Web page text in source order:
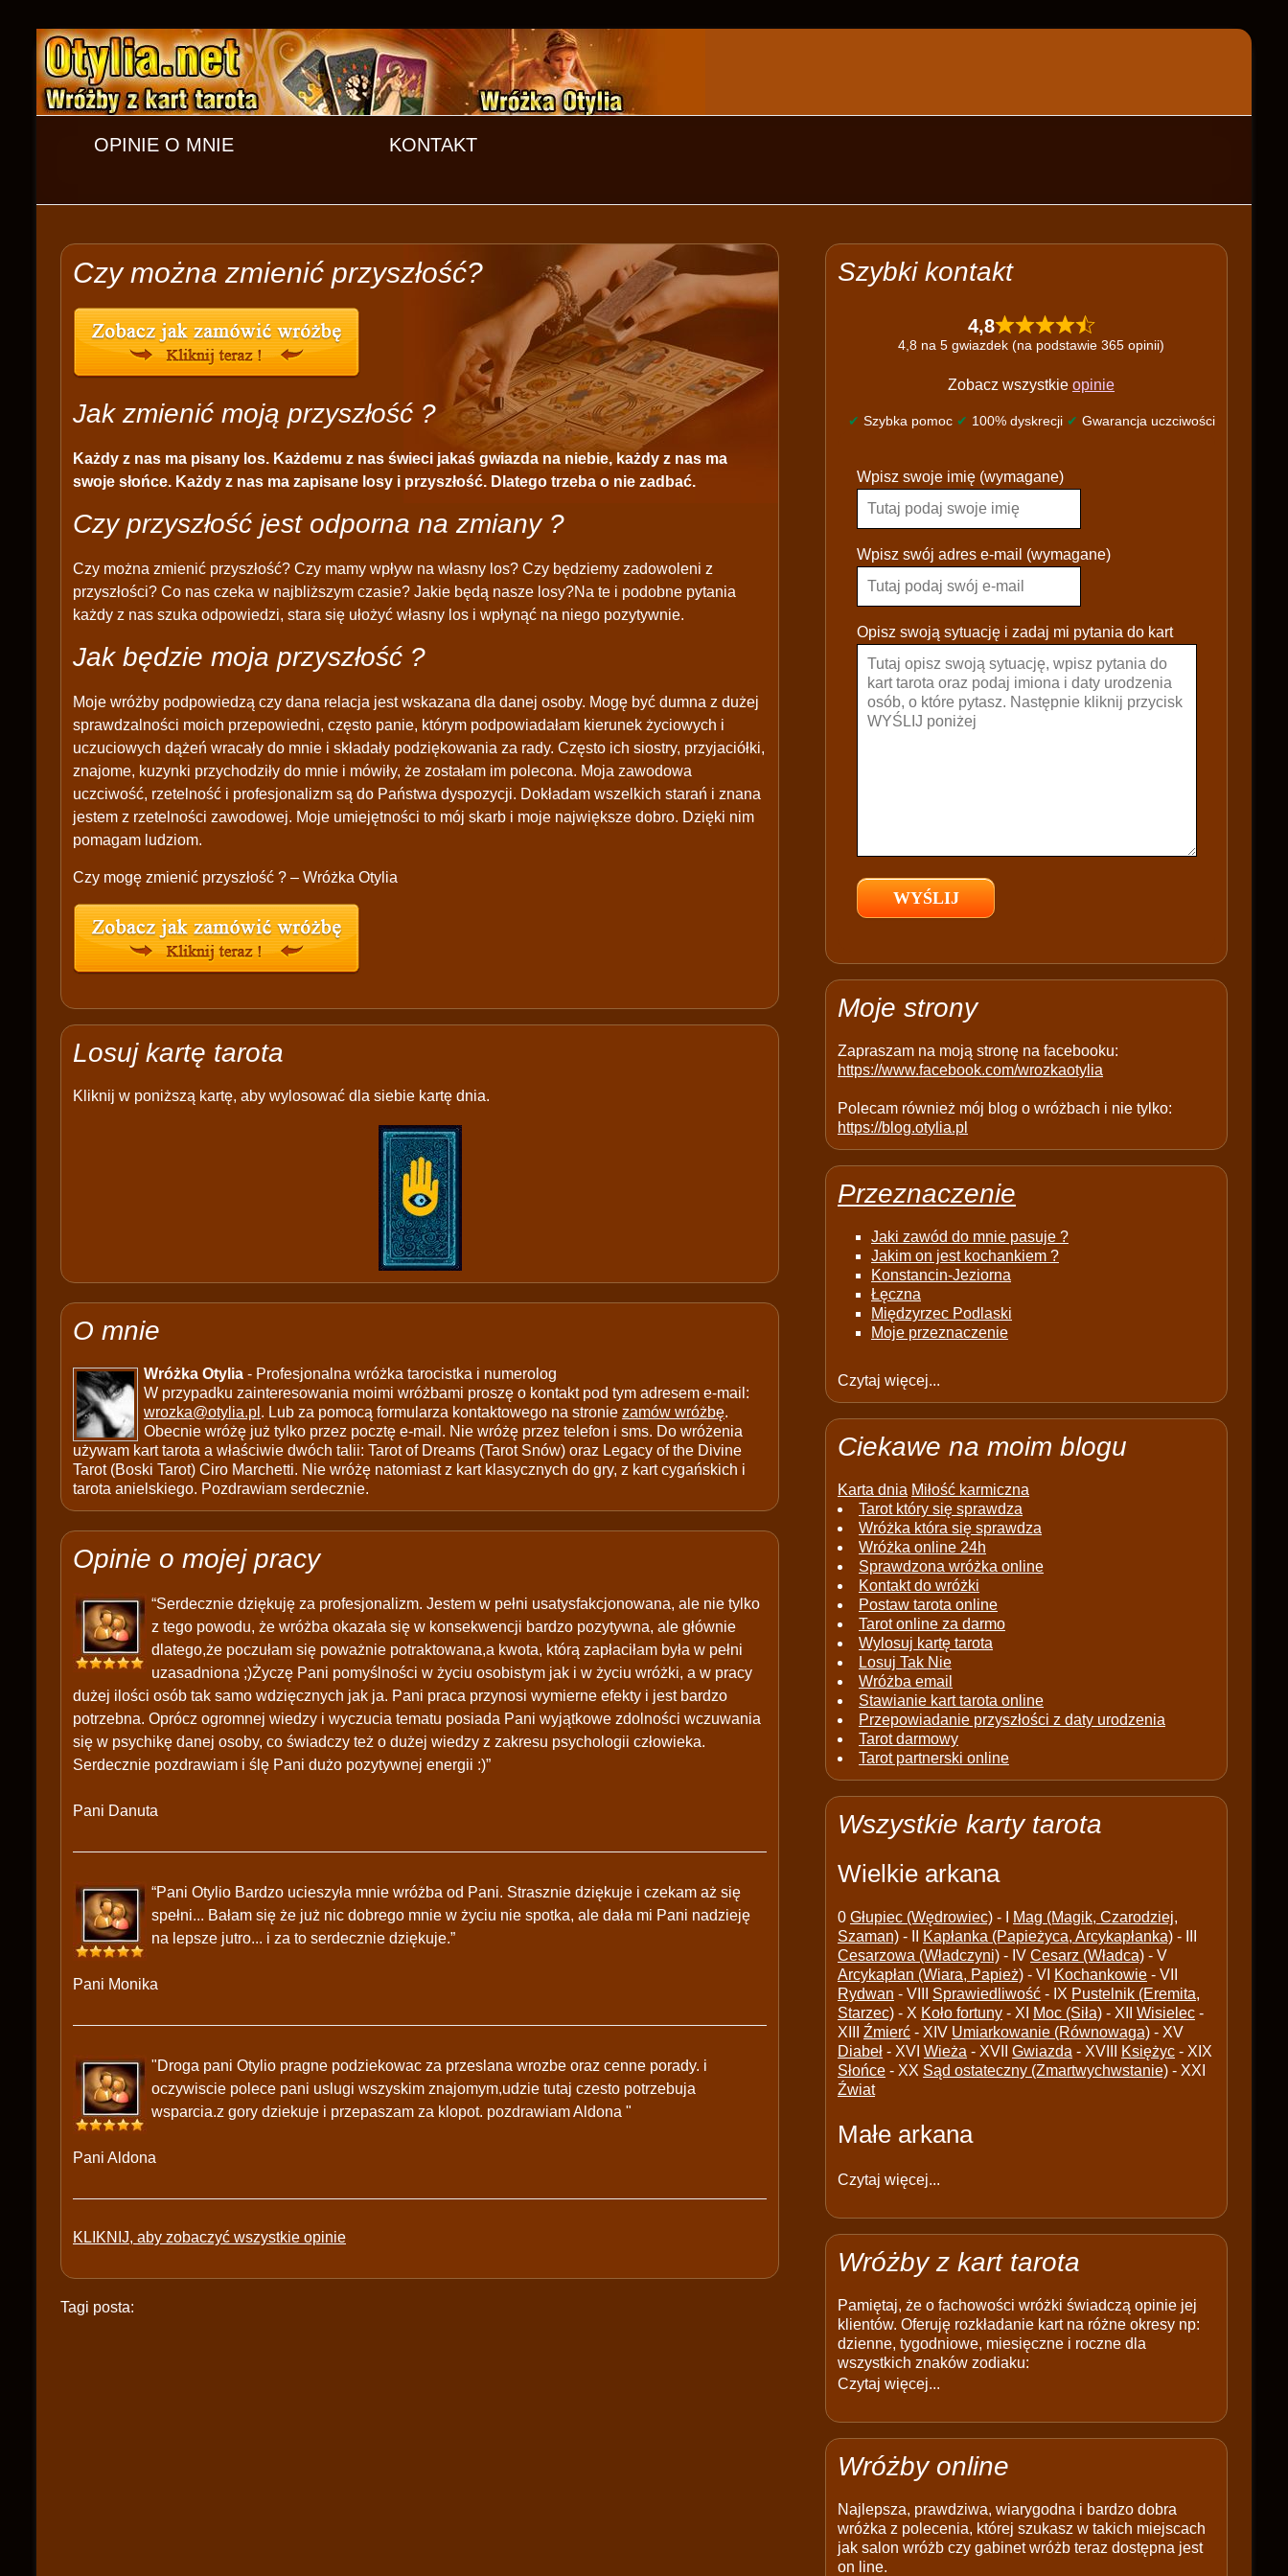
OPINIE O MNIE KONTAKT
Czy można zmienić przyszłość?
Jak zmienić moją przyszłość ?
Każdy z nas ma pisany los. Każdemu z nas świeci jakaś gwiazda na niebie, każdy z nas ma
swoje słońce. Każdy z nas ma zapisane losy i przyszłość. Dlatego trzeba o nie zadbać.
Czy przyszłość jest odporna na zmiany ?
Czy można zmienić przyszłość? Czy mamy wpływ na własny los? Czy będziemy zadowoleni z
przyszłości? Co nas czeka w najbliższym czasie? Jakie będą nasze losy?Na te i podobne pytania
każdy z nas szuka odpowiedzi, stara się ułożyć własny los i wpłynąć na niego pozytywnie.
Jak będzie moja przyszłość ?
Moje wróżby podpowiedzą czy dana relacja jest wskazana dla danej osoby. Mogę być dumna z dużej
sprawdzalności moich przepowiedni, często panie, którym podpowiadałam kierunek życiowych i
uczuciowych dążeń wracały do mnie i składały podziękowania za rady. Często ich siostry, przyjaciółki,
znajome, kuzynki przychodziły do mnie i mówiły, że zostałam im polecona. Moja zawodowa
uczciwość, rzetelność i profesjonalizm są do Państwa dyspozycji. Dokładam wszelkich starań i znana
jestem z rzetelności zawodowej. Moje umiejętności to mój skarb i moje największe dobro. Dzięki nim
pomagam ludziom.
Czy mogę zmienić przyszłość ? – Wróżka Otylia
Losuj kartę tarota
Kliknij w poniższą kartę, aby wylosować dla siebie kartę dnia.
O mnie
Wróżka Otylia - Profesjonalna wróżka tarocistka i numerolog
W przypadku zainteresowania moimi wróżbami proszę o kontakt pod tym adresem e-mail:
wrozka@otylia.pl . Lub za pomocą formularza kontaktowego na stronie zamów wróżbę.
Obecnie wróżę już tylko przez pocztę e-mail. Nie wróżę przez telefon i sms. Do wróżenia
używam kart tarota a właściwie dwóch talii: Tarot of Dreams (Tarot Snów) oraz Legacy of the Divine
Tarot (Boski Tarot) Ciro Marchetti. Nie wróżę natomiast z kart klasycznych do gry, z kart cygańskich i
tarota anielskiego. Pozdrawiam serdecznie.
Opinie o mojej pracy
“Serdecznie dziękuję za profesjonalizm. Jestem w pełni usatysfakcjonowana, ale nie tylko
z tego powodu, że wróżba okazała się w konsekwencji bardzo pozytywna, ale głównie
dlatego,że poczułam się poważnie potraktowana,a kwota, którą zapłaciłam była w pełni
uzasadniona ;)Życzę Pani pomyślności w życiu osobistym jak i w życiu wróżki, a w pracy
dużej ilości osób tak samo wdzięcznych jak ja. Pani praca przynosi wymierne efekty i jest bardzo
potrzebna. Oprócz ogromnej wiedzy i wyczucia tematu posiada Pani wyjątkowe zdolności wczuwania
się w psychikę danej osoby, co świadczy też o dużej wiedzy z zakresu psychologii człowieka.
Serdecznie pozdrawiam i ślę Pani dużo pozytywnej energii :)”
Pani Danuta
“Pani Otylio Bardzo ucieszyła mnie wróżba od Pani. Strasznie dziękuje i czekam aż się
spełni... Bałam się że już nic dobrego mnie w życiu nie spotka, ale dała mi Pani nadzieję
na lepsze jutro... i za to serdecznie dziękuje.”
Pani Monika
"Droga pani Otylio pragne podziekowac za przeslana wrozbe oraz cenne porady. i
oczywiscie polece pani uslugi wszyskim znajomym,udzie tutaj czesto potrzebuja
wsparcia.z gory dziekuje i przepaszam za klopot. pozdrawiam Aldona "
Pani Aldona
KLIKNIJ, aby zobaczyć wszystkie opinie
Tagi posta:
Szybki kontakt
4,8
4,8 na 5 gwiazdek (na podstawie 365 opinii)
Zobacz wszystkie opinie
✔ Szybka pomoc ✔ 100% dyskrecji ✔ Gwarancja uczciwości
l
a
s
e
a
e
e
p
y
Wpisz swoje imię (wymagane)
Wpisz swój adres e-mail (wymagane)
Opisz swoją sytuację i zadaj mi pytania do kart
Moje strony
Zapraszam na moją stronę na facebooku:
https://www.facebook.com/wrozkaotylia
Polecam również mój blog o wróżbach i nie tylko:
https://blog.otylia.pl
Przeznaczenie
Jaki zawód do mnie pasuje ?
Jakim on jest kochankiem ?
Konstancin-Jeziorna
Łęczna
Międzyrzec Podlaski
Moje przeznaczenie
Czytaj więcej...
Ciekawe na moim blogu
Karta dnia Miłość karmiczna
Tarot który się sprawdza
Wróżka która się sprawdza
Wróżka online 24h
Sprawdzona wróżka online
Kontakt do wróżki
Postaw tarota online
Tarot online za darmo
Wylosuj kartę tarota
Losuj Tak Nie
Wróżba email
Stawianie kart tarota online
Przepowiadanie przyszłości z daty urodzenia
Tarot darmowy
Tarot partnerski online
Wszystkie karty tarota
Wielkie arkana
0 Głupiec (Wędrowiec) - I
Mag (Magik, Czarodziej,
Szaman) - II Kapłanka (Papieżyca, Arcykapłanka) - III
Cesarzowa (Władczyni) - IV Cesarz (Władca) - V
Arcykapłan (Wiara, Papież) - VI Kochankowie - VII
Rydwan - VIII Sprawiedliwość - IX Pustelnik (Eremita,
Starzec) - X Koło fortuny - XI Moc (Siła) - XII Wisielec -
XIII Źmierć - XIV Umiarkowanie (Równowaga) - XV
Diabeł - XVI Wieża - XVII Gwiazda - XVIII Księżyc - XIX
Słońce - XX Sąd ostateczny (Zmartwychwstanie) - XXI
Źwiat
Małe arkana
Czytaj więcej...
Wróżby z kart tarota
Pamiętaj, że o fachowości wróżki świadczą opinie jej
klientów. Oferuję rozkładanie kart na różne okresy np:
dzienne, tygodniowe, miesięczne i roczne dla
wszystkich znaków zodiaku:
Czytaj więcej...
Wróżby online
Najlepsza, prawdziwa, wiarygodna i bardzo dobra
wróżka z polecenia, której szukasz w takich miejscach
jak salon wróżb czy gabinet wróżb teraz dostępna jest
on line.